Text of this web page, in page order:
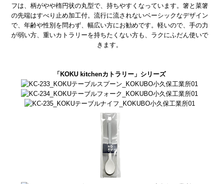
フは、柄がやや楕円状の丸型で、持ちやすくなっています。箸と菜箸
の先端はすべり止め加工付。流行に流されないベーシックなデザイン
で、年齢や性別を問わず、幅広い方にお勧めです。軽いので、手の力
が弱い方、重いカトラリーを持ちたくない方も、ラクにふだん使いで
きます。
「KOKU kitchenカトラリー」シリーズ